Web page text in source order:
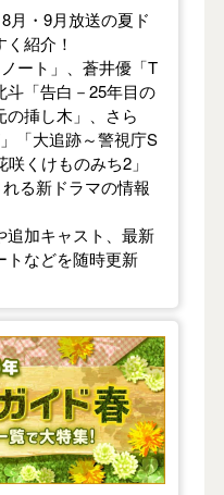
月・9月放送の夏ド
紹介！
ート」、蒼井優「T
斗「告白－25年目の
挿し木」、さら
「大追跡～警視庁S
くけものみち2」
る新ドラマの情報
追加キャスト、最新
トなどを随時更新
イド